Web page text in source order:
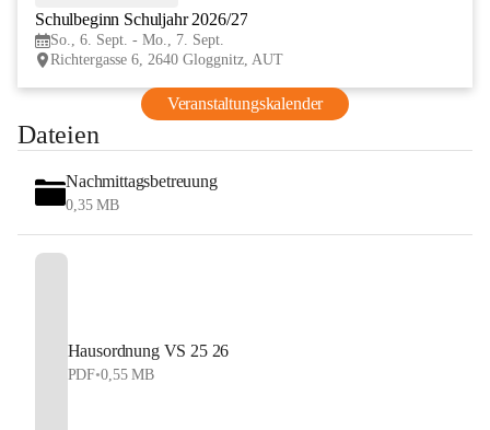
Schulbeginn Schuljahr 2026/27
So., 6. Sept. - Mo., 7. Sept.
Richtergasse 6, 2640 Gloggnitz, AUT
Veranstaltungskalender
Dateien
Nachmittagsbetreuung
0,35 MB
Hausordnung VS 25 26
PDF•0,55 MB